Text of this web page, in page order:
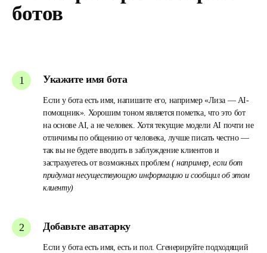
ботов
Укажите имя бота
Если у бота есть имя, напишите его, например «Лиза — AI-
помощник». Хорошим тоном является пометка, что это бот
на основе AI, а не человек. Хотя текущие модели AI почти не
отличимы по общению от человека, лучше писать честно —
так вы не будете вводить в заблуждение клиентов и
застрахуетесь от возможных проблем( например, если бот
придумал несуществующую информацию и сообщил об этом
клиенту)
Добавьте аватарку
Если у бота есть имя, есть и пол. Сгенерируйте подходящий